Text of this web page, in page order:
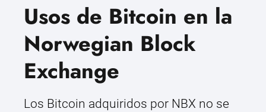
Usos de Bitcoin en la
Norwegian Block
Exchange
Los Bitcoin adquiridos por NBX no se